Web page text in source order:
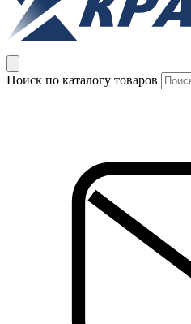
Поиск по каталогу товаров